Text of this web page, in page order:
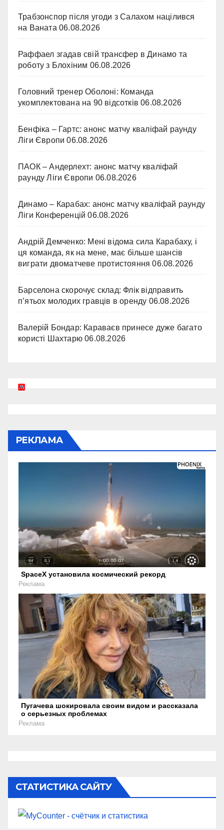
Трабзонспор після угоди з Салахом націлився
на Ваната 06.08.2026
Раффаел згадав свій трансфер в Динамо та
роботу з Блохіним 06.08.2026
Головний тренер Оболоні: Команда
укомплектована на 90 відсотків 06.08.2026
Бенфіка – Гартс: анонс матчу кваліфай раунду
Ліги Європи 06.08.2026
ПАОК – Андерлехт: анонс матчу кваліфай
раунду Ліги Європи 06.08.2026
Динамо – Карабах: анонс матчу кваліфай раунду
Ліги Конференцій 06.08.2026
Андрій Демченко: Мені відома сила Карабаху, і
ця команда, як на мене, має більше шансів
виграти двоматчеве протистояння 06.08.2026
Барселона скорочує склад: Флік відправить
п’ятьох молодих гравців в оренду 06.08.2026
Валерій Бондар: Караваєв принесе дуже багато
користі Шахтарю 06.08.2026
РЕКЛАМА
SpaceX установила космический рекорд
Реклама
Пугачева шокировала своим видом и рассказала
о серьезных проблемах
Реклама
СТАТИСТИКА САЙТУ